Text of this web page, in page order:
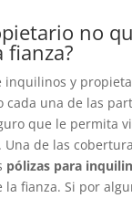
no
fianza?
inquilinos y
cada una de las
que le permita
de las
pólizas para
la fianza. Si por